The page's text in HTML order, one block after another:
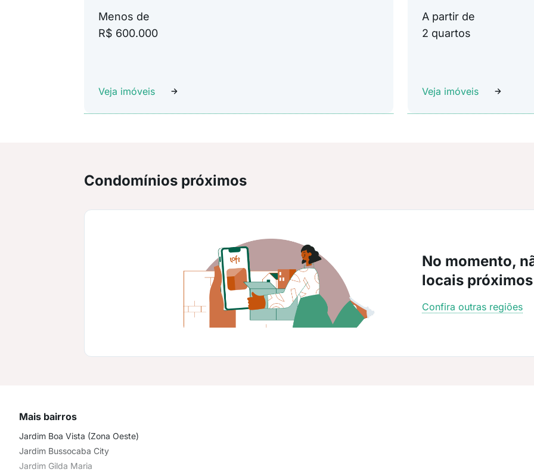
Menos de
R$ 600.000
Veja imóveis
A partir de
2 quartos
Veja imóveis
Condomínios próximos
No momento,
locais
Confira outras regiões
Mais bairros
Jardim Boa Vista (Zona Oeste)
Jardim Bussocaba City
Jardim Gilda Maria